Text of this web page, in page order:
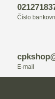
Číslo
E-mail